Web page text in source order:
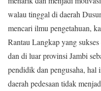
walau tinggal di daerah
mencari ilmu pengetahuan,
Rantau Langkap yang
dan di luar provinsi Jambi
pendidik dan pengusaha, hal
daerah pedesaan tidak